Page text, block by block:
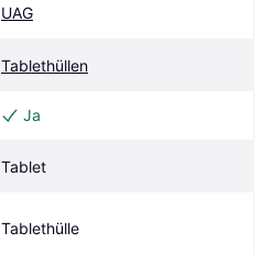
UAG
Tablethüllen
Ja
Tablet
Tablethülle